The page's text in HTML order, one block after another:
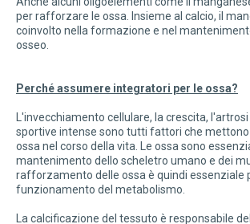
per rafforzare le ossa. Insieme al calcio, il
coinvolto nella formazione e nel
osseo.
Perché assumere integratori per le ossa?
L'invecchiamento cellulare, la crescita,
sportive intense sono tutti fattori che mettono
ossa nel corso della vita. Le ossa sono
mantenimento dello scheletro umano e dei
rafforzamento delle ossa è quindi essenziale
funzionamento del metabolismo.
La calcificazione del tessuto è responsabile